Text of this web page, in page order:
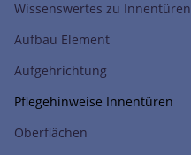
Wissenswertes zu Innentüren
Aufbau Element
Aufgehrichtung
Pflegehinweise Innentüren
Oberflächen